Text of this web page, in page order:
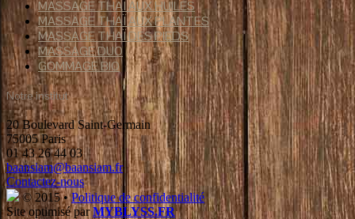
MASSAGE THAÏ AUX HUILES
MASSAGE THAÏ AUX PLANTES
MASSAGE THAÏ DES PIEDS
MASSAGE DUO
GOMMAGE BIO
Notre institut
20 Boulevard Saint-Germain
75005 Paris
01 43 26 44 03
baansiam@baansiam.fr
Contactez-nous
© 2015 •Politique de confidentialité
Site optimisé parMYBLYSS.FR